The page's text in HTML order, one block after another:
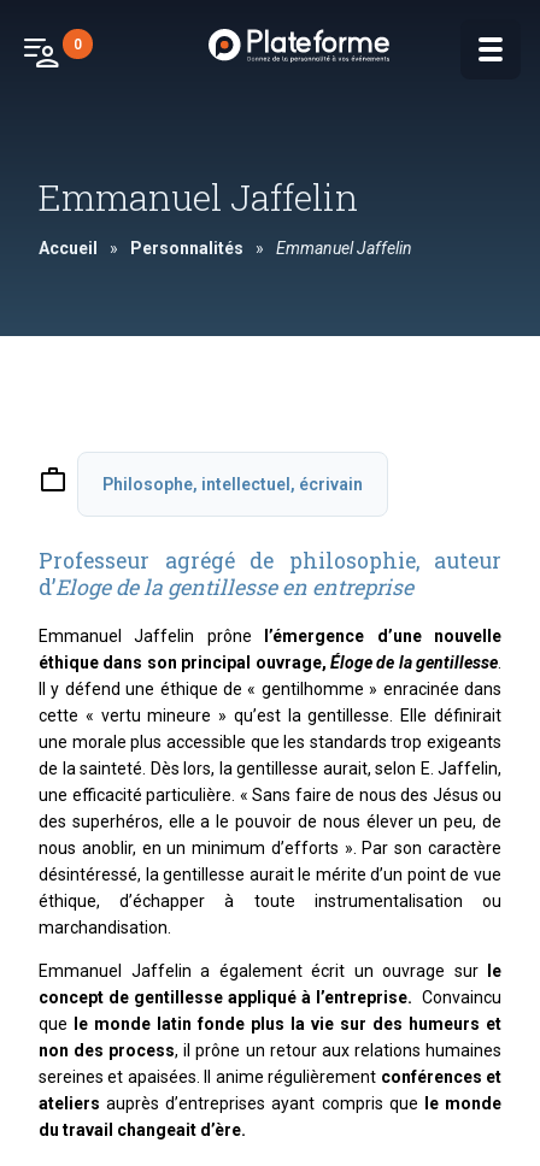
patient_list 0
Emmanuel Jaffelin
Accueil » Personnalités » Emmanuel Jaffelin
work Philosophe, intellectuel, écrivain
Professeur agrégé de philosophie, auteur
d’Eloge de la gentillesse en entreprise
Emmanuel Jaffelin prône l’émergence d’une nouvelle
éthique dans son principal ouvrage, Éloge de la gentillesse
Il y défend une éthique de « gentilhomme » enracinée dans
cette « vertu mineure » qu’est la gentillesse. Elle définirait
une morale plus accessible que les standards trop exigeants
de la sainteté. Dès lors, la gentillesse aurait, selon E. Jaffelin,
une efficacité particulière. « Sans faire de nous des Jésus ou
des superhéros, elle a le pouvoir de nous élever un peu, de
nous anoblir, en un minimum d’efforts ». Par son caractère
désintéressé, la gentillesse aurait le mérite d’un point de vue
éthique, d’échapper à toute instrumentalisation ou
marchandisation.
Emmanuel Jaffelin a également écrit un ouvrage sur le
concept de gentillesse appliqué à l’entreprise. Convaincu
que le monde latin fonde plus la vie sur des humeurs et
non des process, il prône un retour aux relations humaines
sereines et apaisées. Il anime régulièrement conférences et
ateliers auprès d’entreprises ayant compris que le monde
du travail changeait d’ère.